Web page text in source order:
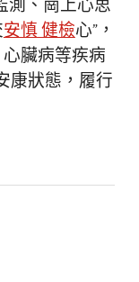
測、崗上心思
安慎 健檢心”，
臟病等疾病
康狀態，履行